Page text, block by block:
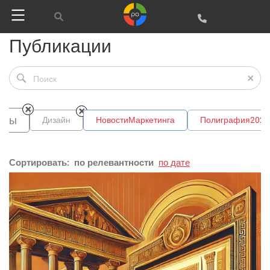
Публикации
Дизайн НовостиМаркетинга Полиграфия2025
Сортировать: по релевантности по дате
Google
Яндекс
Вконтакте